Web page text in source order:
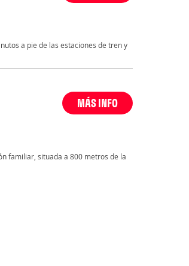
a pie de las estaciones de tren y
MÁS INFO
familiar, situada a 800 metros de la